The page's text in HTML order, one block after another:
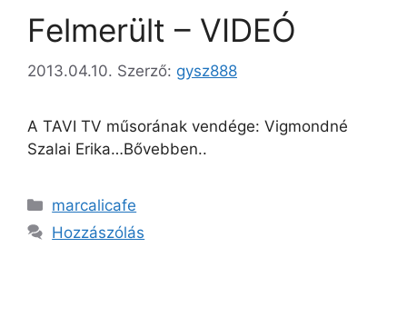
Felmerült – VIDEÓ
2013.04.10. Szerző: gysz888
A TAVI TV műsorának vendége: Vigmondné
Szalai Erika…Bővebben..
marcalicafe
Hozzászólás